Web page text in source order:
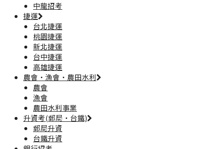
中龍招考
捷運
台北捷運
桃園捷運
新北捷運
台中捷運
高雄捷運
農會·漁會·農田水利
農會
漁會
農田水利事業
升資考(郵局·台鐵)
郵局升資
台鐵升資